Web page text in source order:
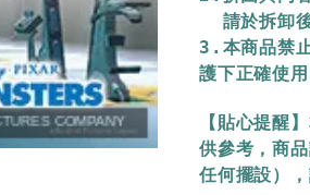
請於拆卸
3.本商品禁
護下正確使用
【貼心提醒
供參考，商
任何擺設）